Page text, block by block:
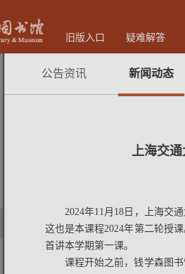
旧版入口 疑难解答
公告资讯 新闻动态
上海交
2024年11月18日，上海交
这也是本课程2024年第二轮授
首讲本学期第一课。
课程开始之前，钱学森图